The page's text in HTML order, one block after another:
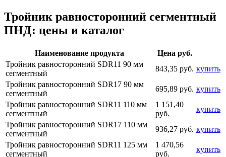
Тройник равносторонний сегментный
ПНД: цены и каталог
Наименование продукта
Цена руб.
Тройник равносторонний SDR11 90 мм
сегментный
843,35 руб. купить
Тройник равносторонний SDR17 90 мм
сегментный
695,89 руб. купить
Тройник равносторонний SDR11 110 мм
сегментный
1 151,40
руб.
купить
Тройник равносторонний SDR17 110 мм
сегментный
936,27 руб. купить
Тройник равносторонний SDR11 125 мм
сегментный
1 470,56
руб.
купить